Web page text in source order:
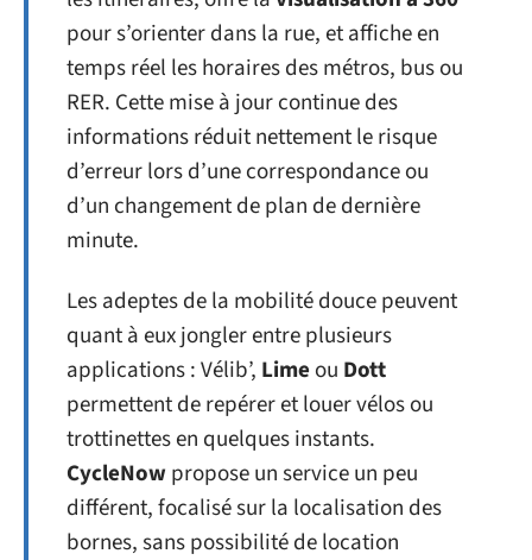
pour s’orienter dans la rue, et affiche en
temps réel les horaires des métros, bus ou
RER. Cette mise à jour continue des
informations réduit nettement le risque
d’erreur lors d’une correspondance ou
d’un changement de plan de dernière
minute.
Les adeptes de la mobilité douce peuvent
quant à eux jongler entre plusieurs
applications : Vélib’, Lime ou Dott
permettent de repérer et louer vélos ou
trottinettes en quelques instants.
CycleNow propose un service un peu
différent, focalisé sur la localisation des
bornes, sans possibilité de location